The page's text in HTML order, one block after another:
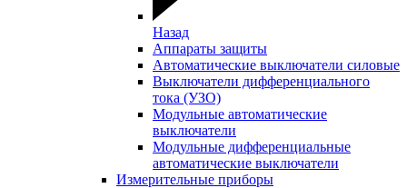
Назад
Аппараты защиты
Автоматические выключатели силовые
Выключатели дифференциального
тока (УЗО)
Модульные автоматические
выключатели
Модульные дифференциальные
автоматические выключатели
Измерительные приборы